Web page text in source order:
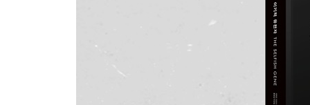
짝 간의 갈등